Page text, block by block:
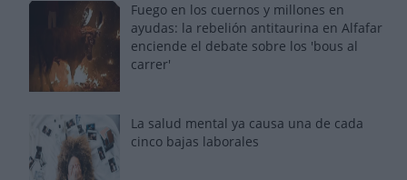
Fuego en los cuernos y millones en
ayudas: la rebelión antitaurina en Alfafar
enciende el debate sobre los 'bous al
carrer'
La salud mental ya causa una de cada
cinco bajas laborales